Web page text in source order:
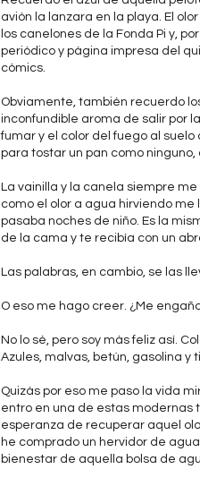
avión la lanzara en la playa. El
los canelones de la Fonda Pi y,
periódico y página impresa del
cómics.
Obviamente, también recuerdo
inconfundible aroma de salir por
fumar y el color del fuego al
para tostar un pan como ninguno,
La vainilla y la canela siempre
como el olor a agua hirviendo me
pasaba noches de niño. Es la
de la cama y te recibía con un
Las palabras, en cambio, se las
O eso me hago creer. ¿Me
No lo sé, pero soy más feliz así.
Azules, malvas, betún, gasolina y
Quizás por eso me paso la vida
entro en una de estas modernas
esperanza de recuperar aquel
he comprado un hervidor de
bienestar de aquella bolsa de